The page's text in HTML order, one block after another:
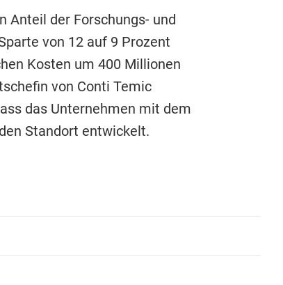
Anteil der Forschungs- und
von 12 auf 9 Prozent
Kosten um 400 Millionen
von Conti Temic
das Unternehmen mit dem
Standort entwickelt.